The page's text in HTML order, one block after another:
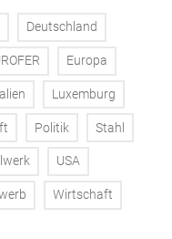
Deutschland
Europa
Luxemburg
Politik Stahl
USA
Wirtschaft